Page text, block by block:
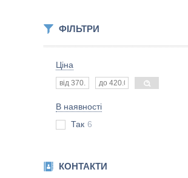
ФІЛЬТРИ
Ціна
В наявності
Так 6
КОНТАКТИ